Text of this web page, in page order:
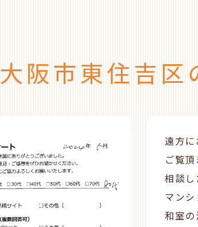
大阪市東住吉区
遠方
ご覧
相談
マン
和室